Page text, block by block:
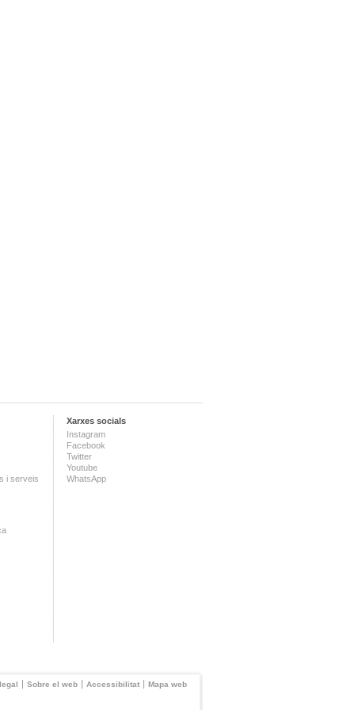
i serveis
Xarxes socials
Instagram
Facebook
Twitter
Youtube
WhatsApp
Sobre el web Accessibilitat Mapa web